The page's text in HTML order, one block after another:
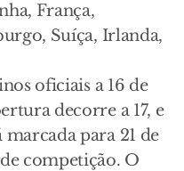
França,
Suíça, Irlanda,
oficiais a 16 de
decorre a 17, e
para 21 de
competição. O